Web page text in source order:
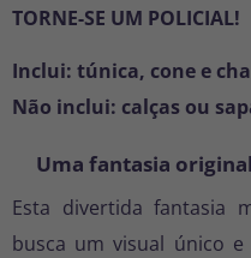
TORNE-SE UM POLICIAL!
Inclui: túnica, cone e
Não inclui: calças ou
Uma fantasia
Esta divertida fantasia
busca um visual único